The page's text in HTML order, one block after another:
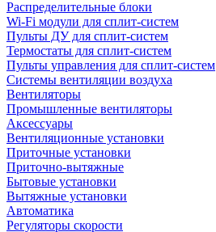
Распределительные блоки
Wi-Fi модули для сплит-систем
Пульты ДУ для сплит-систем
Термостаты для сплит-систем
Пульты управления для сплит-систем
Системы вентиляции воздуха
Вентиляторы
Промышленные вентиляторы
Аксессуары
Вентиляционные установки
Приточные установки
Приточно-вытяжные
Бытовые установки
Вытяжные установки
Автоматика
Регуляторы скорости